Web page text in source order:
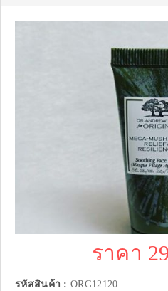
ราคา
รหัสสินค้า : ORG12120